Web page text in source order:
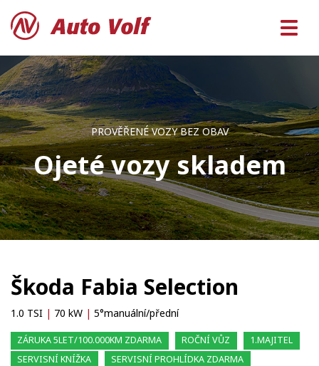
PROVĚŘENÉ VOZY BEZ OBAV
Ojeté vozy skladem
Škoda Fabia Selection
1.0 TSI | 70 kW | 5°manuální/přední
ZÁRUKA 5LET/100.000KM ZDARMA ROČNÍ VŮZ
1.MAJITEL
SERVISNÍ KNÍŽKA
SERVISNÍ PROHLÍDKA ZDARMA